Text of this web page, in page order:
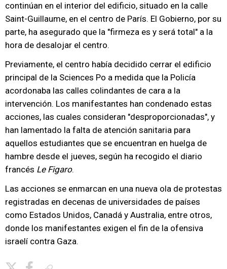
continúan en el interior del edificio, situado en la calle
Saint-Guillaume, en el centro de París. El Gobierno, por su
parte, ha asegurado que la "firmeza es y será total" a la
hora de desalojar el centro.
Previamente, el centro había decidido cerrar el edificio
principal de la Sciences Po a medida que la Policía
acordonaba las calles colindantes de cara a la
intervención. Los manifestantes han condenado estas
acciones, las cuales consideran "desproporcionadas", y
han lamentado la falta de atención sanitaria para
aquellos estudiantes que se encuentran en huelga de
hambre desde el jueves, según ha recogido el diario
francés Le Figaro.
Las acciones se enmarcan en una nueva ola de protestas
registradas en decenas de universidades de países
como Estados Unidos, Canadá y Australia, entre otros,
donde los manifestantes exigen el fin de la ofensiva
israelí contra Gaza.